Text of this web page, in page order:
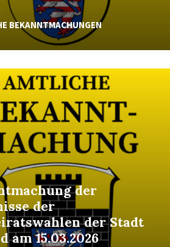
BEKANNTMACHUNGEN
der
der
der Stadt
am 15.03.2026